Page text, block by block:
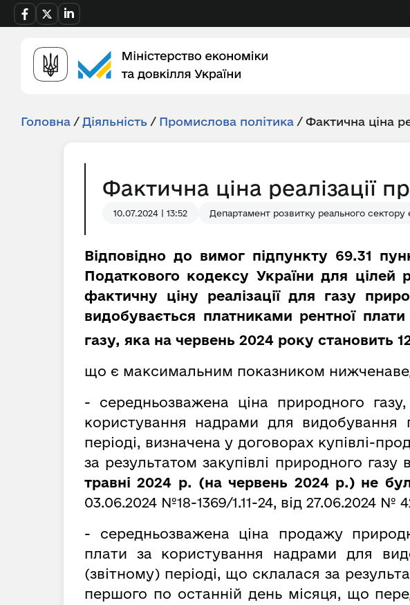
Головна / Діяльність / Промислова політика / Фактична ціна
Фактична ціна реалізації
10.07.2024 | 13:52 Департамент розвитку реального сектору
Відповідно до вимог підпункту 69.31
Податкового кодексу України для цілей
фактичну ціну реалізації для газу
видобувається платниками рентної
газу, яка на червень 2024 року становить
що є максимальним показником
- середньозважена ціна природного
користування надрами для видобування
періоді, визначена у договорах купівлі-
за результатом закупівлі природного
травні 2024 р. (на червень 2024 р.) не
03.06.2024 №18-1369/1.11-24, від 27.06.2024 №
- середньозважена ціна продажу
плати за користування надрами для
(звітному) періоді, що склалася за
першого по останній день місяця, що